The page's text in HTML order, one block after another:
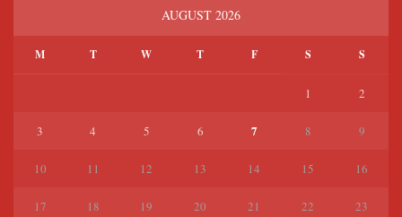
AUGUST 2026
M T W T F S S
1 2
3 4 5 6 7 8 9
10 11 12 13 14 15 16
17 18 19 20 21 22 23